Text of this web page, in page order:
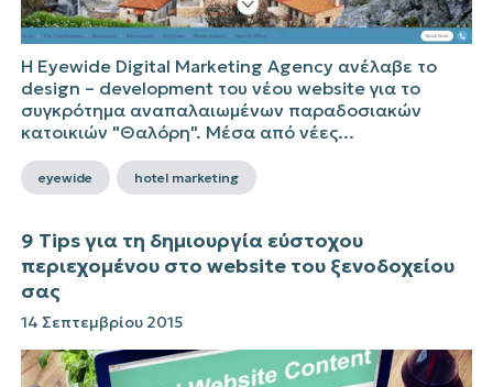
Η Eyewide Digital Marketing Agency ανέλαβε το
design – development του νέου website για το
συγκρότημα αναπαλαιωμένων παραδοσιακών
κατοικιών "Θαλόρη". Μέσα από νέες...
eyewide hotel marketing
9 Tips για τη δημιουργία εύστοχου
περιεχομένου στο website του ξενοδοχείου
σας
14 Σεπτεμβρίου 2015